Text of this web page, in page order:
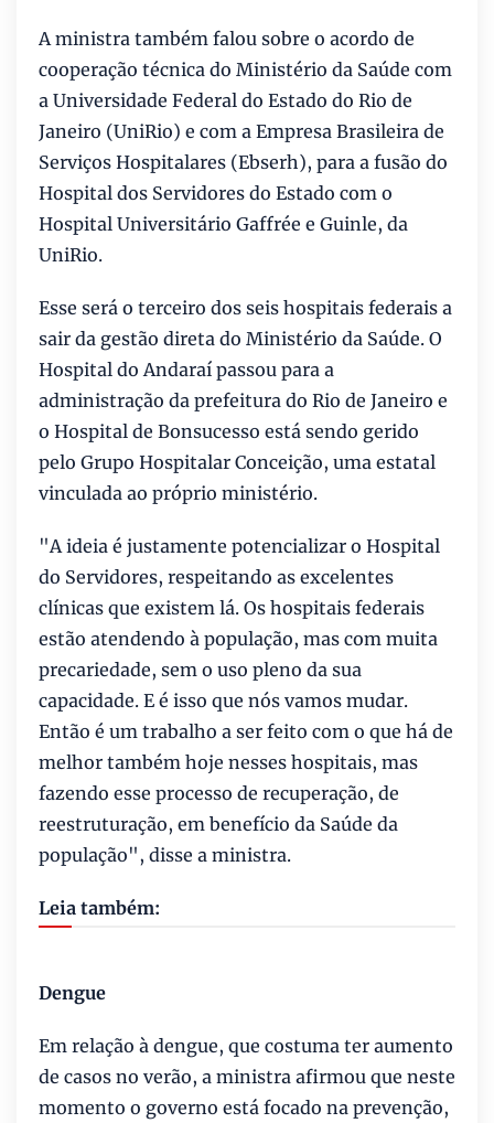
A ministra também falou sobre o acordo de
cooperação técnica do Ministério da Saúde com
a Universidade Federal do Estado do Rio de
Janeiro (UniRio) e com a Empresa Brasileira de
Serviços Hospitalares (Ebserh), para a fusão do
Hospital dos Servidores do Estado com o
Hospital Universitário Gaffrée e Guinle, da
UniRio.
Esse será o terceiro dos seis hospitais federais a
sair da gestão direta do Ministério da Saúde. O
Hospital do Andaraí passou para a
administração da prefeitura do Rio de Janeiro e
o Hospital de Bonsucesso está sendo gerido
pelo Grupo Hospitalar Conceição, uma estatal
vinculada ao próprio ministério.
"A ideia é justamente potencializar o Hospital
do Servidores, respeitando as excelentes
clínicas que existem lá. Os hospitais federais
estão atendendo à população, mas com muita
precariedade, sem o uso pleno da sua
capacidade. E é isso que nós vamos mudar.
Então é um trabalho a ser feito com o que há de
melhor também hoje nesses hospitais, mas
fazendo esse processo de recuperação, de
reestruturação, em benefício da Saúde da
população", disse a ministra.
Leia também:
Dengue
Em relação à dengue, que costuma ter aumento
de casos no verão, a ministra afirmou que neste
momento o governo está focado na prevenção,